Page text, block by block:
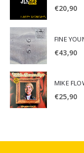
€20,90
€43,90
MIKE
€25,90